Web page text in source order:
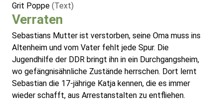
Grit Poppe (Text)
Verraten
Sebastians Mutter ist verstorben, seine Oma muss ins
Altenheim und vom Vater fehlt jede Spur. Die
Jugendhilfe der DDR bringt ihn in ein Durchgangsheim,
wo gefängnisähnliche Zustände herrschen. Dort lernt
Sebastian die 17-jährige Katja kennen, die es immer
wieder schafft, aus Arrestanstalten zu entfliehen.